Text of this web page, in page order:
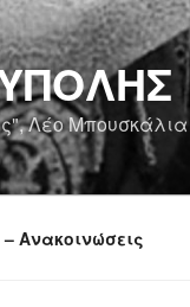
Λέο Μπουσκάλια
Ανακοινώσεις